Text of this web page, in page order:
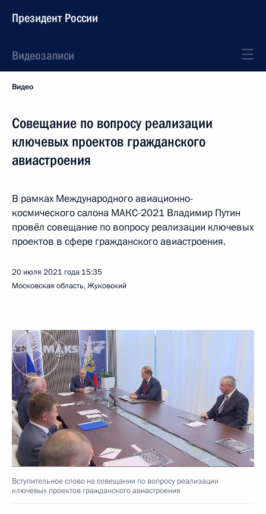
Президент России
Видеозаписи
Видео
Совещание по вопросу реализации
ключевых проектов гражданского
авиастроения
В рамках Международного авиационно-
космического салона МАКС-2021 Владимир Путин
провёл совещание по вопросу реализации ключевых
проектов в сфере гражданского авиастроения.
20 июля 2021 года 15:35
Московская область, Жуковский
Вступительное слово на совещании по вопросу реализации
ключевых проектов гражданского авиастроения